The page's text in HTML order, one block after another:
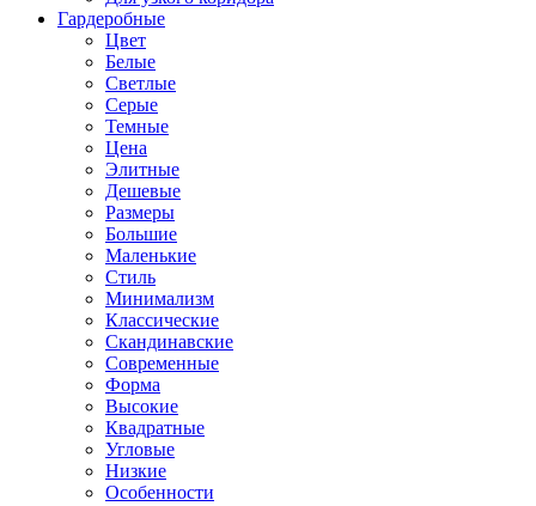
Гардеробные
Цвет
Белые
Светлые
Серые
Темные
Цена
Элитные
Дешевые
Размеры
Большие
Маленькие
Стиль
Минимализм
Классические
Скандинавские
Современные
Форма
Высокие
Квадратные
Угловые
Низкие
Особенности